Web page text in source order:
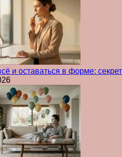
и оставаться в форме: